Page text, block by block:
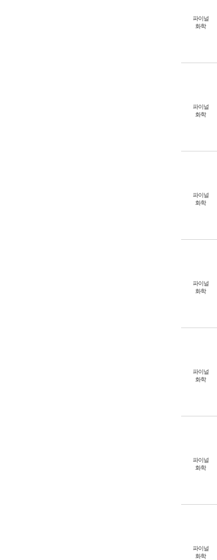
파이널
화학
파이널
화학
파이널
화학
파이널
화학
파이널
화학
파이널
화학
파이널
화학